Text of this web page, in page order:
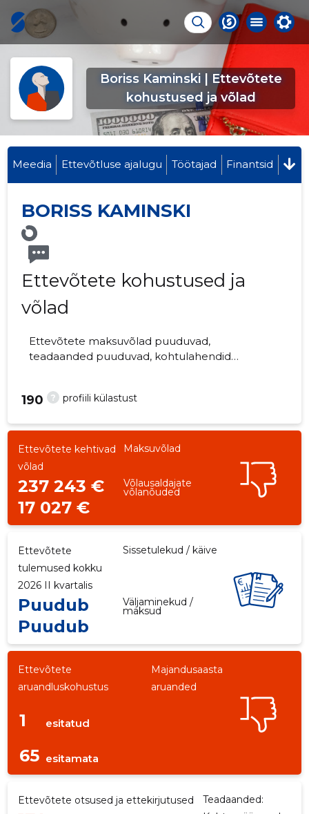
Boriss Kaminski | Ettevõtete
kohustused ja võlad
Meedia Ettevõtluse ajalugu Töötajad Finantsid
BORISS KAMINSKI
Ettevõtete kohustused ja
võlad
Ettevõtete maksuvõlad puuduvad,
teadaanded puuduvad, kohtulahendid
Ettevõtteid jälgib 0 inimest.
? profiili külastust
190
Ettevõtete kehtivad
võlad
Maksuvõlad
237 243 € Võlausaldajate
võlanõuded
17 027 €
Ettevõtete
tulemused kokku
2026 II kvartalis
Sissetulekud / käive
Puudub Väljaminekud /
maksud
Puudub
Ettevõtete
aruandluskohustus
Majandusaasta
aruanded
1 esitatud
65 esitamata
Ettevõtete otsused ja ettekirjutused Teadaanded: